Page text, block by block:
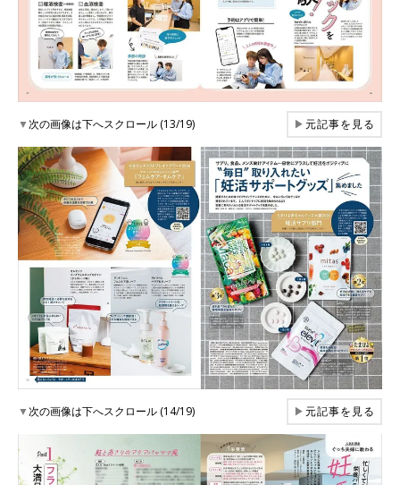
▼次の画像は下へスクロール (13/19) ▶元記事を見る
▼次の画像は下へスクロール (14/19) ▶元記事を見る